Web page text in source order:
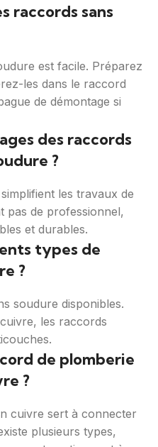
raccords sans
est facile. Préparez
les dans le raccord
de démontage si
des raccords
?
les travaux de
pas de professionnel,
et durables.
types de
?
soudure disponibles.
les raccords
de plomberie
?
cuivre sert à connecter
plusieurs types,